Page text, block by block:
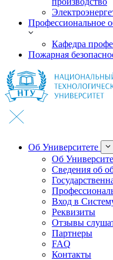
Профессиональное
Кафедра
Пожарная
Об Университете
Об
Сведения об
Вход в
Реквизиты
Отзывы
Партнеры
FAQ
Контакты